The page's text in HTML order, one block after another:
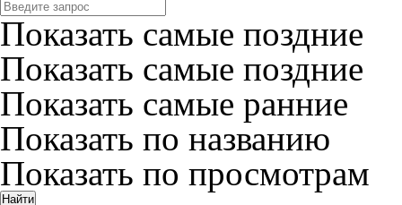
Показать самые поздние
Показать самые поздние
Показать самые ранние
Показать по названию
Показать по просмотрам